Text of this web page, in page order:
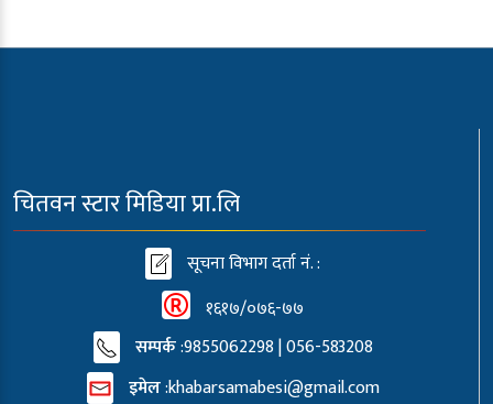
चितवन स्टार मिडिया प्रा.लि
सूचना विभाग दर्ता नं. :
१६१७/०७६-७७
सम्पर्क:9855062298 | 056-583208
इमेल:khabarsamabesi@gmail.com